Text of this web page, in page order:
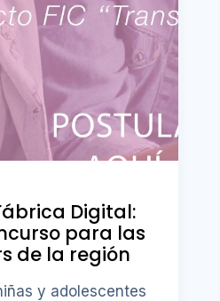
Digital:
para las
de la región
y adolescentes